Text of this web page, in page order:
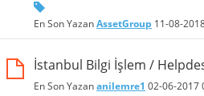
En Son YazanAssetGroup 11-08-
İstanbul Bilgi İşlem /
En Son Yazananilemre1 02-06-2017